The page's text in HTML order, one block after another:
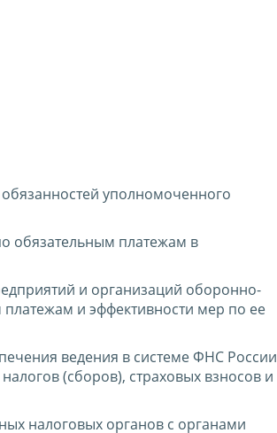
уполномоченного
обязательным платежам в
и организаций оборонно-
и эффективности мер по ее
ведения в системе ФНС России
(сборов), страховых взносов и
налоговых органов с органами